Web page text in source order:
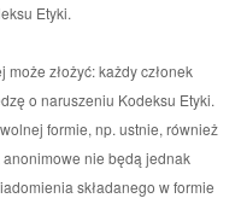
Etyki.
złożyć: każdy członek
o naruszeniu Kodeksu Etyki.
formie, np. ustnie, również
nie będą jednak
składanego w formie